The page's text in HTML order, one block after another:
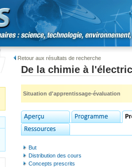
Retour aux résultats de recherche
De la chimie à
Situation d'apprentissage-évaluation
But
Distribution des cours
Concepts prescrits